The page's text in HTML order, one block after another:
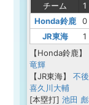
チーム 1
Honda鈴鹿
0
JR東海
1
【Honda鈴鹿】
竜輝
【JR東海】
不
喜久川大輔
[本塁打] 池田 彪